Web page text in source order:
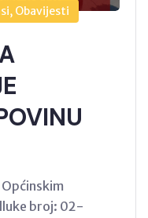
Obavijesti
Općinskim
broj: 02-